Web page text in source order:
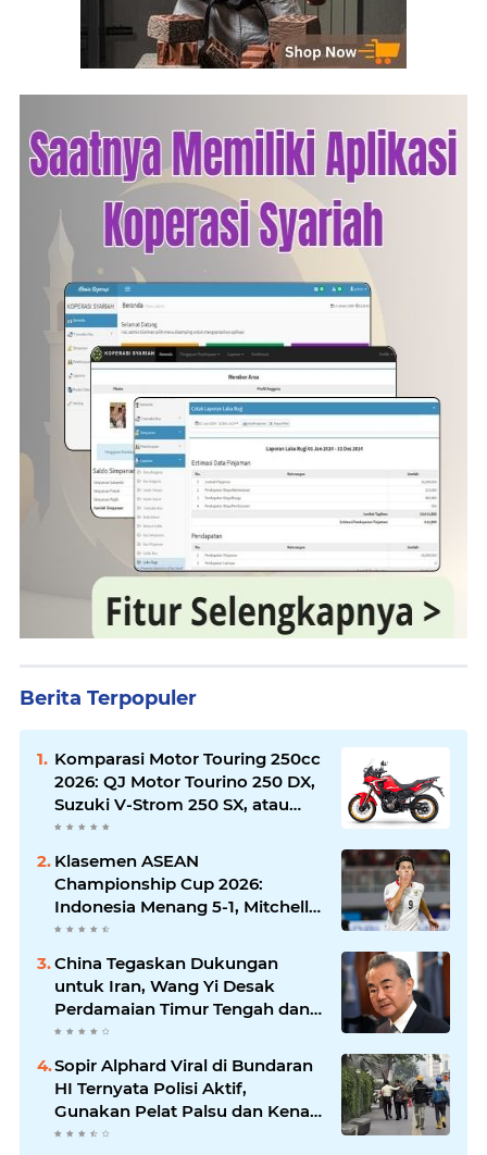
Berita Terpopuler
Komparasi Motor Touring 250cc
2026: QJ Motor Tourino 250 DX,
Suzuki V-Strom 250 SX, atau
Kawasaki Versys-X 250?
Klasemen ASEAN
Championship Cup 2026:
Indonesia Menang 5-1, Mitchell
Baker Hattrick dan Puncaki Top
Skor
China Tegaskan Dukungan
untuk Iran, Wang Yi Desak
Perdamaian Timur Tengah dan
Soroti Ketegangan dengan AS
Sopir Alphard Viral di Bundaran
HI Ternyata Polisi Aktif,
Gunakan Pelat Palsu dan Kena
Tilang